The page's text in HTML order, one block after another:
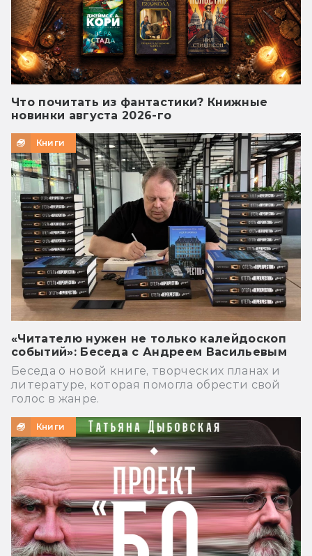
Что почитать из фантастики? Книжные
новинки августа 2026-го
Книги
«Читателю нужен не только калейдоскоп
событий»: Беседа с Андреем Васильевым
Беседа о новой книге, творческих планах и
литературе, которая помогла обрести свой
голос в жанре.
Книги